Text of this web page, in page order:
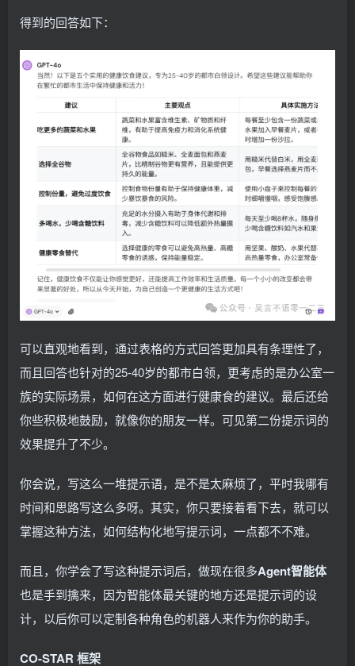
得到的回答如下：
可以直观地看到，通过表格的方式回答更加具有条理性了，
而且回答也针对的25-40岁的都市白领，更考虑的是办公室一
族的实际场景，如何在这方面进行健康食的建议。最后还给
你些积极地鼓励，就像你的朋友一样。可见第二份提示词的
效果提升了不少。
你会说，写这么一堆提示语，是不是太麻烦了，平时我哪有
时间和思路写这么多呀。其实，你只要接着看下去，就可以
掌握这种方法，如何结构化地写提示词，一点都不不难。
而且，你学会了写这种提示词后，做现在很多Agent智能体
也是手到擒来，因为智能体最关键的地方还是提示词的设
计，以后你可以定制各种角色的机器人来作为你的助手。
CO-STAR 框架